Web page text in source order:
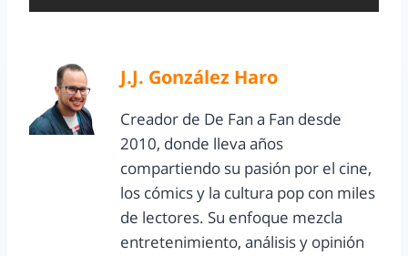
J.J. González Haro
Creador de De Fan a Fan desde
2010, donde lleva años
compartiendo su pasión por el cine,
los cómics y la cultura pop con miles
de lectores. Su enfoque mezcla
entretenimiento, análisis y opinión